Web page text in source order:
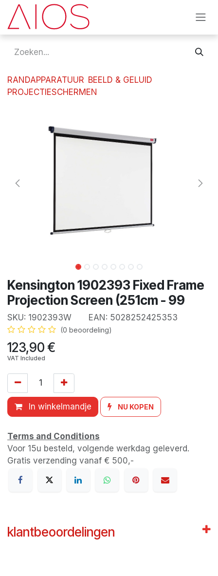
Overslaan naar inhoud
RANDAPPARATUUR BEELD & GELUID
PROJECTIESCHERMEN
Kensington 1902393 Fixed Frame
Projection Screen (251cm - 99
SKU: 1902393W EAN: 5028252425353
(0 beoordeling)
123,90€
VAT Included
In winkelmandje NU KOPEN
Terms and Conditions
Voor 15u besteld, volgende werkdag geleverd.
Gratis verzending vanaf € 500,-
klantbeoordelingen